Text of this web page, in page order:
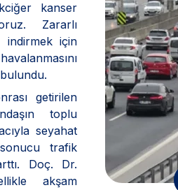
kanser
Zararlı
indirmek için
bulundu.
getirilen
toplu
seyahat
trafik
Doç. Dr.
akşam